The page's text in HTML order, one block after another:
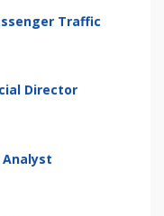
Traffic
Director
Analyst